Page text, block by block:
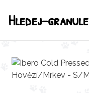
Hledej-granule